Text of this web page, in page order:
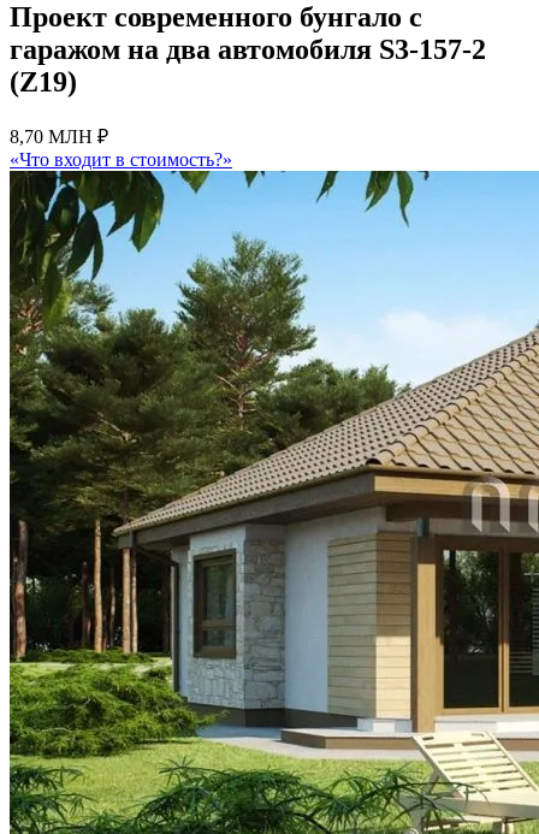
Проект современного бунгало с
гаражом на два автомобиля S3-157-2
(Z19)
8,70 МЛН ₽
«Что входит в стоимость?»